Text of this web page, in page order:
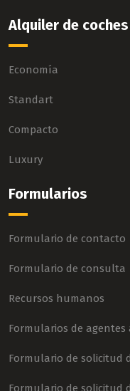
Alquiler de coches
Economía
Standart
Compacto
Luxury
Formularios
Formulario de contacto
Formulario de consulta
Recursos humanos
Formularios de agentes
Formulario de solicitud
Formulario de solicitud